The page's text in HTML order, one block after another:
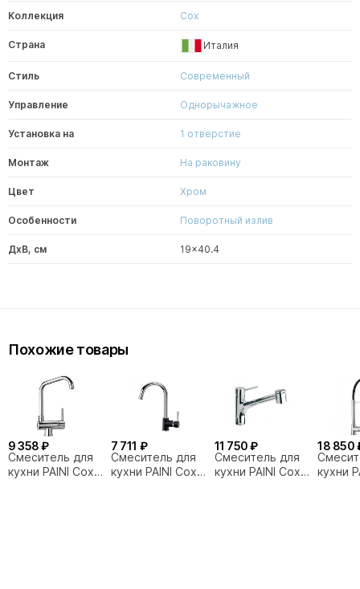
Коллекция Cox
Страна Италия
Стиль Современный
Управление Однорычажное
Установка на 1 отверстие
Монтаж На раковину
Цвет Хром
Особенности Поворотный излив
ДxВ, см 19x40.4
Похожие товары
9 358 ₽
Смеситель для
кухни PAINI Cox
7 711 ₽
Смеситель для
кухни PAINI Cox
11 750 ₽
Смеситель для
кухни PAINI Cox
18 850
кухни